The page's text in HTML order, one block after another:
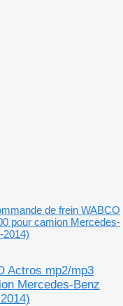
de frein WABCO
pour camion Mercedes-
2014)
Actros mp2/mp3
Mercedes-Benz